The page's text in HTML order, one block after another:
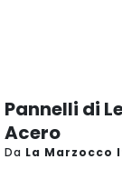
Pannelli di
Acero
Da La Marzocco